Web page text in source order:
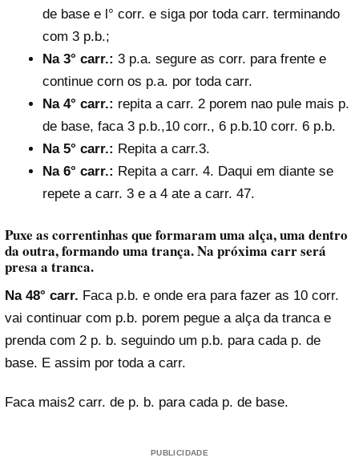
de base e l° corr. e siga por toda carr. terminando
com 3 p.b.;
Na 3° carr.: 3 p.a. segure as corr. para frente e
continue corn os p.a. por toda carr.
Na 4° carr.: repita a carr. 2 porem nao pule mais p.
de base, faca 3 p.b.,10 corr., 6 p.b.10 corr. 6 p.b.
Na 5° carr.: Repita a carr.3.
Na 6° carr.: Repita a carr. 4. Daqui em diante se
repete a carr. 3 e a 4 ate a carr. 47.
Puxe as correntinhas que formaram uma alça, uma dentro
da outra, formando uma trança. Na próxima carr será
presa a tranca.
Na 48° carr. Faca p.b. e onde era para fazer as 10 corr.
vai continuar com p.b. porem pegue a alça da tranca e
prenda com 2 p. b. seguindo um p.b. para cada p. de
base. E assim por toda a carr.
Faca mais2 carr. de p. b. para cada p. de base.
PUBLICIDADE